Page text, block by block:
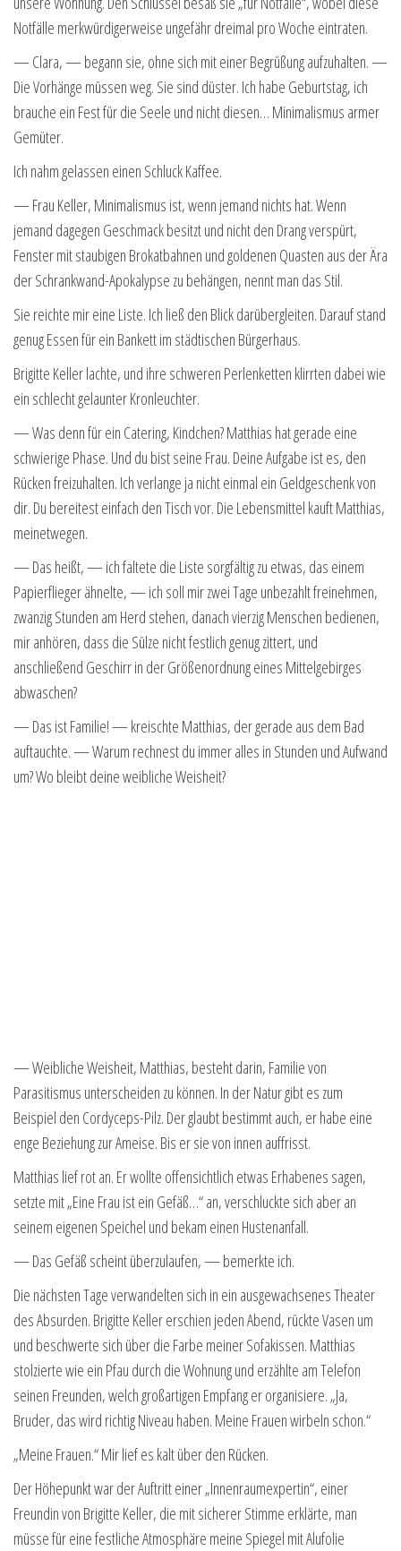
Notfälle merkwürdigerweise ungefähr dreimal pro Woche eintraten.
— Clara, — begann sie, ohne sich mit einer Begrüßung aufzuhalten. —
Die Vorhänge müssen weg. Sie sind düster. Ich habe Geburtstag, ich
brauche ein Fest für die Seele und nicht diesen… Minimalismus armer
Gemüter.
Ich nahm gelassen einen Schluck Kaffee.
— Frau Keller, Minimalismus ist, wenn jemand nichts hat. Wenn
jemand dagegen Geschmack besitzt und nicht den Drang verspürt,
Fenster mit staubigen Brokatbahnen und goldenen Quasten aus der Ära
der Schrankwand-Apokalypse zu behängen, nennt man das Stil.
Sie reichte mir eine Liste. Ich ließ den Blick darübergleiten. Darauf stand
genug Essen für ein Bankett im städtischen Bürgerhaus.
Brigitte Keller lachte, und ihre schweren Perlenketten klirrten dabei wie
ein schlecht gelaunter Kronleuchter.
— Was denn für ein Catering, Kindchen? Matthias hat gerade eine
schwierige Phase. Und du bist seine Frau. Deine Aufgabe ist es, den
Rücken freizuhalten. Ich verlange ja nicht einmal ein Geldgeschenk von
dir. Du bereitest einfach den Tisch vor. Die Lebensmittel kauft Matthias,
meinetwegen.
— Das heißt, — ich faltete die Liste sorgfältig zu etwas, das einem
Papierflieger ähnelte, — ich soll mir zwei Tage unbezahlt freinehmen,
zwanzig Stunden am Herd stehen, danach vierzig Menschen bedienen,
mir anhören, dass die Sülze nicht festlich genug zittert, und
anschließend Geschirr in der Größenordnung eines Mittelgebirges
abwaschen?
— Das ist Familie! — kreischte Matthias, der gerade aus dem Bad
auftauchte. — Warum rechnest du immer alles in Stunden und Aufwand
um? Wo bleibt deine weibliche Weisheit?
— Weibliche Weisheit, Matthias, besteht darin, Familie von
Parasitismus unterscheiden zu können. In der Natur gibt es zum
Beispiel den Cordyceps-Pilz. Der glaubt bestimmt auch, er habe eine
enge Beziehung zur Ameise. Bis er sie von innen auffrisst.
Matthias lief rot an. Er wollte offensichtlich etwas Erhabenes sagen,
setzte mit „Eine Frau ist ein Gefäß…“ an, verschluckte sich aber an
seinem eigenen Speichel und bekam einen Hustenanfall.
— Das Gefäß scheint überzulaufen, — bemerkte ich.
Die nächsten Tage verwandelten sich in ein ausgewachsenes Theater
des Absurden. Brigitte Keller erschien jeden Abend, rückte Vasen um
und beschwerte sich über die Farbe meiner Sofakissen. Matthias
stolzierte wie ein Pfau durch die Wohnung und erzählte am Telefon
seinen Freunden, welch großartigen Empfang er organisiere. „Ja,
Bruder, das wird richtig Niveau haben. Meine Frauen wirbeln schon.“
„Meine Frauen.“ Mir lief es kalt über den Rücken.
Der Höhepunkt war der Auftritt einer „Innenraumexpertin“, einer
Freundin von Brigitte Keller, die mit sicherer Stimme erklärte, man
müsse für eine festliche Atmosphäre meine Spiegel mit Alufolie